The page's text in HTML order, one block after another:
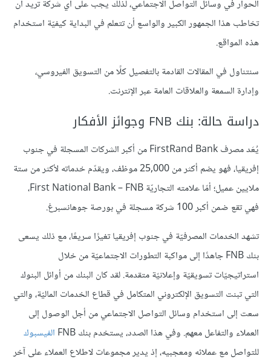
الحوار في وسائل التواصل الاجتماعي، لذلك يجب على أي شركة تريد أن
تخاطب هذا الجمهور الكبير والواسع أن تتعلم في البداية كيفيّة استخدام
هذه المواقع.
سنتناول في المقالات القادمة بالتفصيل كلًا من التسويق الفيروسي،
وإدارة السمعة والعلاقات العامة عبر الإنترنت.
دراسة حالة: بنك FNB وجوائز الأفكار
يُعَد مصرف FirstRand Bank من أكبر الشركات المسجلة في جنوب
إفريقيا، فهو يضم أكثر من 25,000 موظف، ويقدّم خدماته لأكثر من ستة
ملايين عميل؛ أمّا علامته التجاريّة First National Bank – FNB،
فهي تقع ضمن أكبر 100 شركة مسجلة في بورصة جوهانسبرغ.
تشهد الخدمات المصرفيّة في جنوب إفريقيا تغيرًا سريعًا، مع ذلك يسعى
بنك FNB جاهدًا إلى مواكبة التطورات الاجتماعيّة من خلال
استراتيجيّات تسويقيّة وإعلانيّة متقدمة. لقد كان البنك من أوائل البنوك
التي تبنت التسويق الإلكتروني المتكامل في قطاع الخدمات الماليّة، والتي
سعت إلى استخدام وسائل التواصل الاجتماعي من أجل الوصول إلى
العملاء والتفاعل معهم. وفي هذا الصدد، يستخدم بنك FNB
الفيسبوك
للتواصل مع عملائه ومعجبيه، إذ يدير مجموعات لاطلاع العملاء على آخر